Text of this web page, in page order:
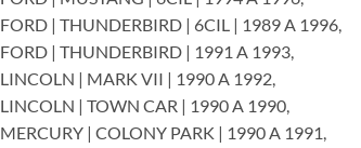
FORD | THUNDERBIRD | 6CIL | 1989 A 1996,
FORD | THUNDERBIRD | 1991 A 1993,
LINCOLN | MARK VII | 1990 A 1992,
LINCOLN | TOWN CAR | 1990 A 1990,
MERCURY | COLONY PARK | 1990 A 1991,